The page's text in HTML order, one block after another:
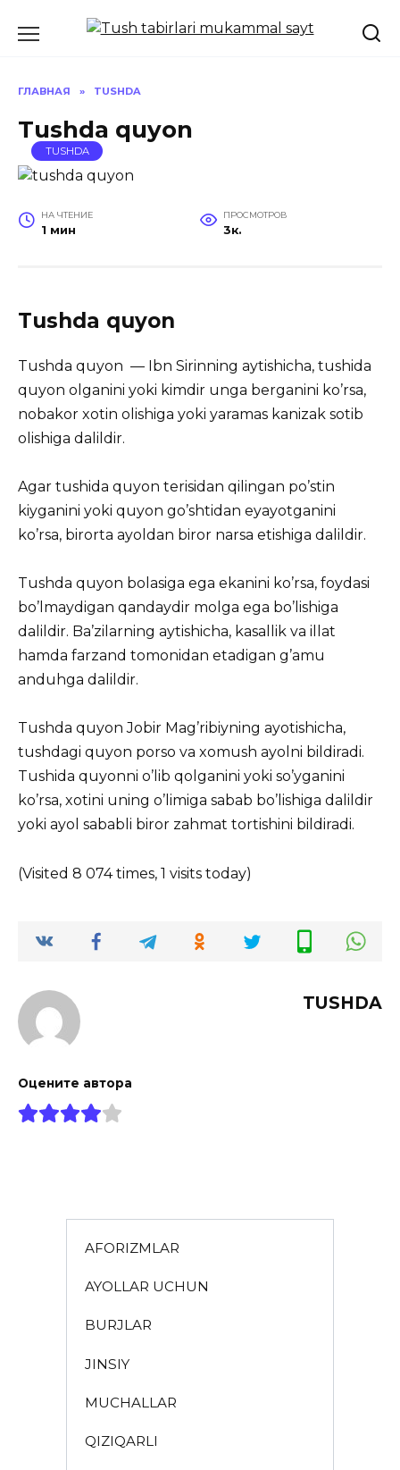
ГЛАВНАЯ » TUSHDA
Tushda quyon
TUSHDA
НА ЧТЕНИЕ
1 мин
ПРОСМОТРОВ
3к.
Tushda quyon
Tushda quyon — Ibn Sirinning aytishicha, tushida
quyon olganini yoki kimdir unga berganini ko’rsa,
nobakor xotin olishiga yoki yaramas kanizak sotib
olishiga dalildir.
Agar tushida quyon terisidan qilingan po’stin
kiyganini yoki quyon go’shtidan eyayotganini
ko’rsa, birorta ayoldan biror narsa etishiga dalildir.
Tushda quyon bolasiga ega ekanini ko’rsa, foydasi
bo’lmaydigan qandaydir molga ega bo’lishiga
dalildir. Ba’zilarning aytishicha, kasallik va illat
hamda farzand tomonidan etadigan g’amu
anduhga dalildir.
Tushda quyon Jobir Mag’ribiyning ayotishicha,
tushdagi quyon porso va xomush ayolni bildiradi.
Tushida quyonni o’lib qolganini yoki so’yganini
ko’rsa, xotini uning o’limiga sabab bo’lishiga dalildir
yoki ayol sababli biror zahmat tortishini bildiradi.
(Visited 8 074 times, 1 visits today)
TUSHDA
Оцените автора
AFORIZMLAR
AYOLLAR UCHUN
BURJLAR
JINSIY
MUCHALLAR
QIZIQARLI